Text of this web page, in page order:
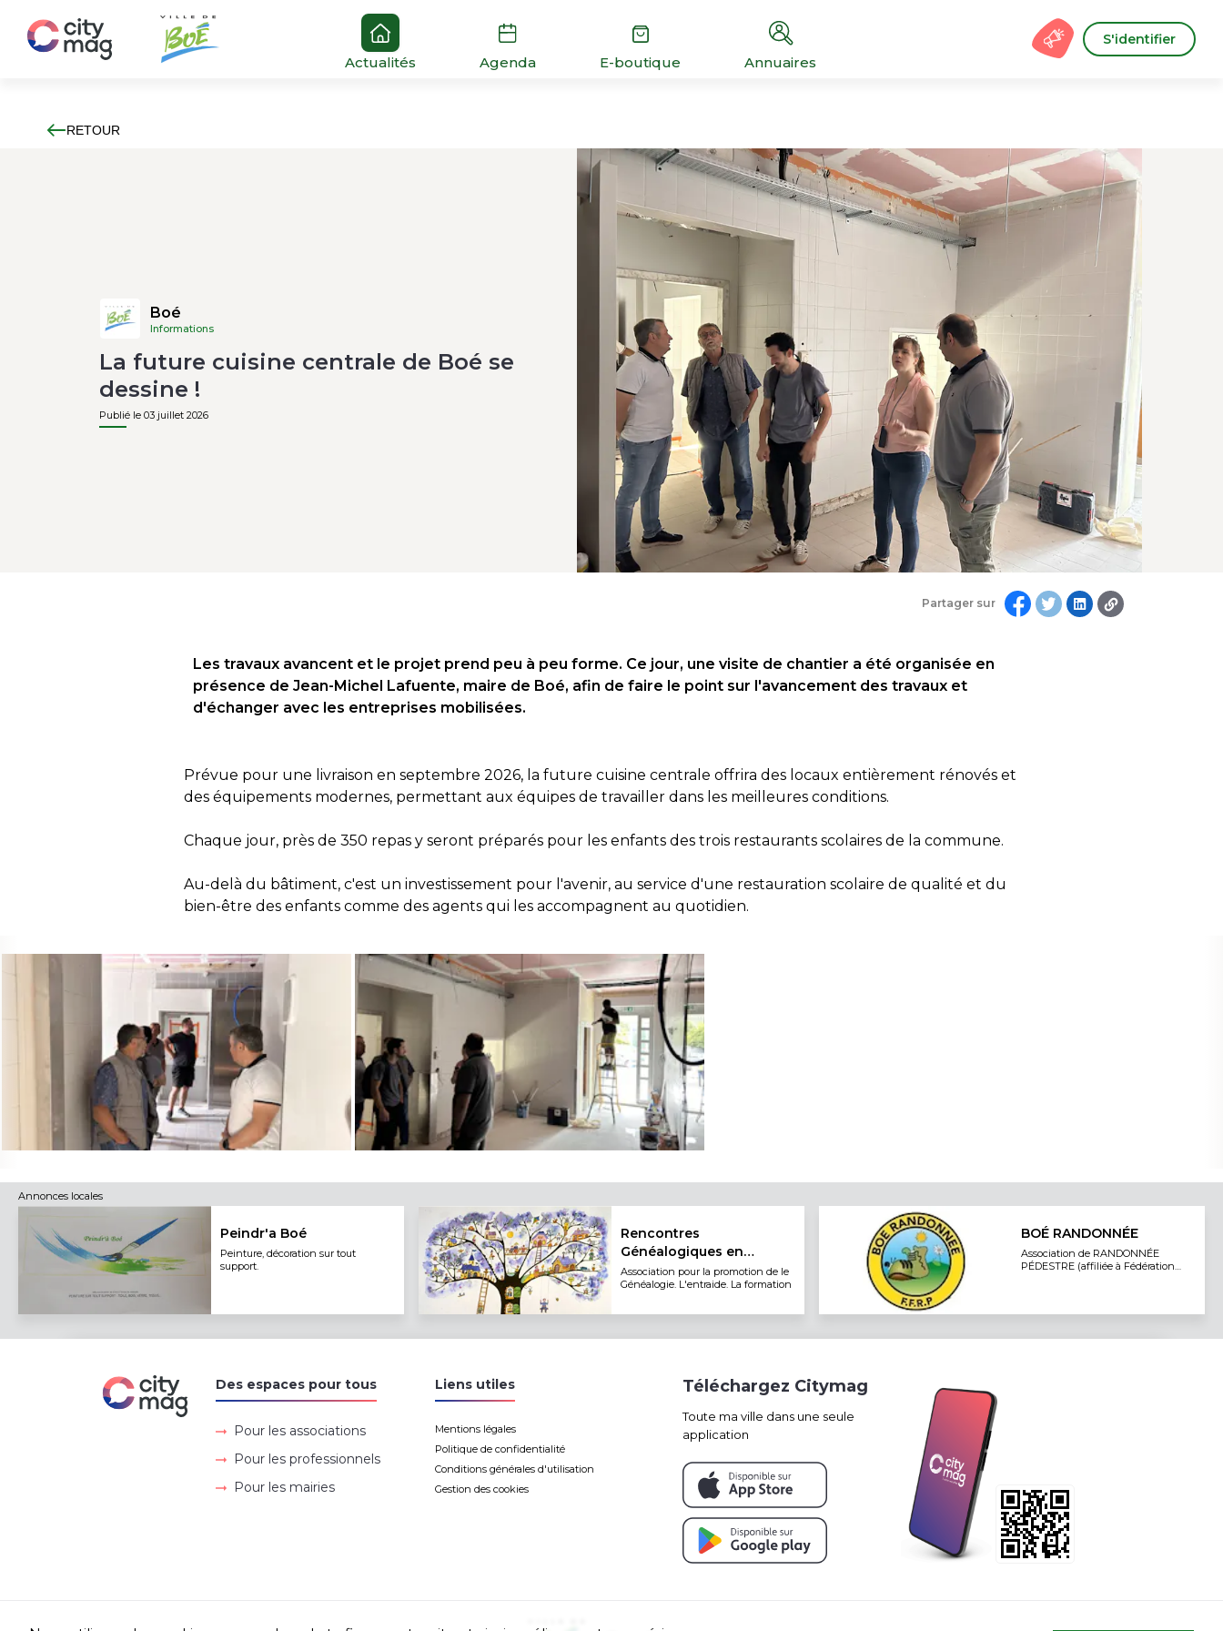
Actualités Agenda E-boutique Annuaires
S'identifier
RETOUR
Boé
Informations
La future cuisine centrale de Boé se
dessine !
Publié le 03 juillet 2026
Partager sur
Les travaux avancent et le projet prend peu à peu forme. Ce jour, une visite de chantier a été organisée en
présence de Jean-Michel Lafuente, maire de Boé, afin de faire le point sur l'avancement des travaux et
d'échanger avec les entreprises mobilisées.
Prévue pour une livraison en septembre 2026, la future cuisine centrale offrira des locaux entièrement rénovés et
des équipements modernes, permettant aux équipes de travailler dans les meilleures conditions.
Chaque jour, près de 350 repas y seront préparés pour les enfants des trois restaurants scolaires de la commune.
Au-delà du bâtiment, c'est un investissement pour l'avenir, au service d'une restauration scolaire de qualité et du
bien-être des enfants comme des agents qui les accompagnent au quotidien.
Annonces locales
Peindr'a Boé
Peinture, décoration sur tout
support.
Rencontres
Généalogiques en
Agenais
Association pour la promotion de le
Généalogie. L'entraide. La formation
BOÉ RANDONNÉE
Association de RANDONNÉE
PÉDESTRE (affiliée à Fédération
Des espaces pour tous
Pour les associations
Pour les professionnels
Pour les mairies
Liens utiles
Mentions légales
Politique de confidentialité
Conditions générales d'utilisation
Gestion des cookies
Téléchargez Citymag
Toute ma ville dans une seule
application